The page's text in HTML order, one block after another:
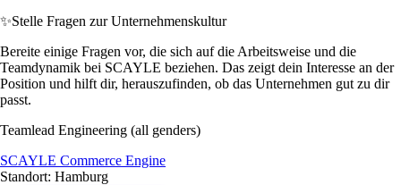
✨Stelle Fragen zur Unternehmenskultur
Bereite einige Fragen vor, die sich auf die Arbeitsweise und die
Teamdynamik bei SCAYLE beziehen. Das zeigt dein Interesse an der
Position und hilft dir, herauszufinden, ob das Unternehmen gut zu dir
passt.
Teamlead Engineering (all genders)
SCAYLE Commerce Engine
Standort: Hamburg